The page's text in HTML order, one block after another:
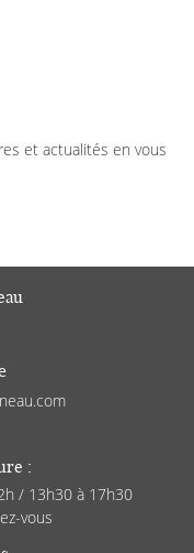
et actualités en vous
:
/ 13h30 à 17h30
vous